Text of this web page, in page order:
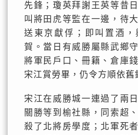
先鋒；瓊英拜謝王英等昔
叫將田虎等監在一邊，待
送東京獻俘；即叫置酒，
賀。當日有威勝屬縣武鄉
將軍民戶口、冊籍、倉庫
宋江賞勞畢，仍令方順依舊
宋江在威勝城一連過了兩
關勝等到榆社縣，同索超
殺了北將房學度；北軍死